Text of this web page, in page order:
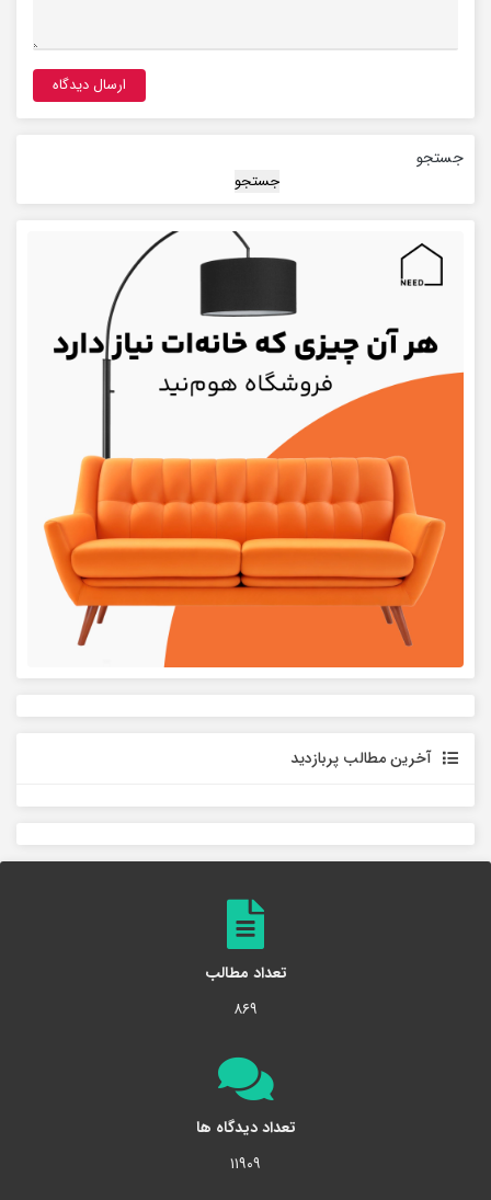
جستجو
جستجو
آخرین مطالب پربازدید
تعداد مطالب
۸۶۹
تعداد دیدگاه ها
۱۱۹۰۹